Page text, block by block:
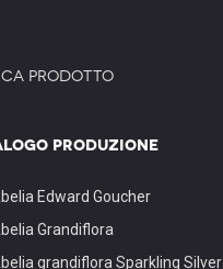
prodotto
produzione
Edward Goucher
Grandiflora
grandiflora Sparkling Silver